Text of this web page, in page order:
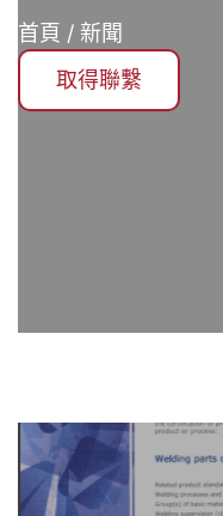
首頁 / 新聞
取得聯繫